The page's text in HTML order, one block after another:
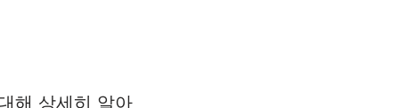
해 상세히 알아